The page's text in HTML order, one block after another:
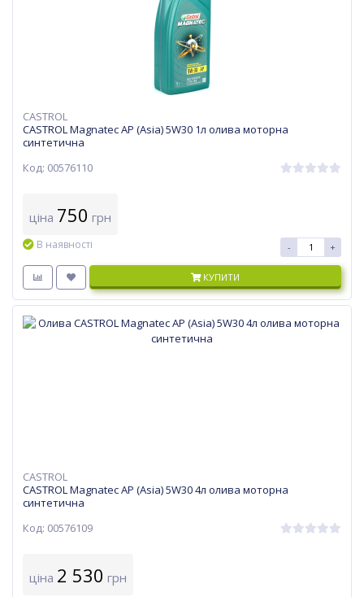
CASTROL
CASTROL Magnatec AP (Asia) 5W30 1л олива моторна
синтетична
Код: 00576110
ціна 750 грн
В наявності - +
КУПИТИ
CASTROL
CASTROL Magnatec AP (Asia) 5W30 4л олива моторна
синтетична
Код: 00576109
ціна 2 530 грн